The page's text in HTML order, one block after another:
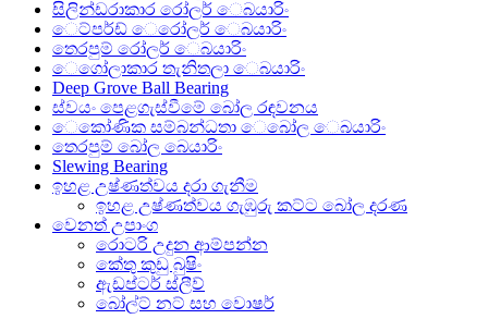
සිලින්ඩරාකාර රෝලර් ෙබයාරිං
ෙට්පර්ඩ් ෙරෝලර් ෙබයාරිං
තෙරපුම් රෝලර් ෙබයාරිං
ෙගෝලාකාර තැනිතලා ෙබයාරිං
Deep Grove Ball Bearing
ස්වයං පෙළගැස්වීමේ බෝල රඳවනය
ෙකෝණික සම්බන්ධතා ෙබෝල ෙබයාරිං
තෙරපුම් බෝල බෙයාරිං
Slewing Bearing
ඉහළ උෂ්ණත්වය දරා ගැනීම
ඉහළ උෂ්ණත්වය ගැඹුරු කට්ට බෝල දරණ
වෙනත් උපාංග
රොටරි උදුන ආම්පන්න
කේතු කුඩු බුෂිං
ඇඩප්ටර් ස්ලීව්
බෝල්ට් නට් සහ වොෂර්